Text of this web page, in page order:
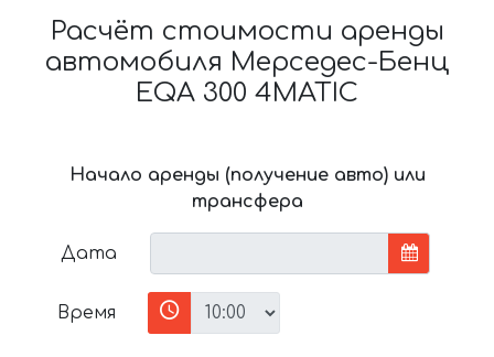
Расчёт стоимости аренды
автомобиля Мерседес-Бенц
EQA 300 4MATIC
Начало аренды (получение авто) или
трансфера
Дата
Время